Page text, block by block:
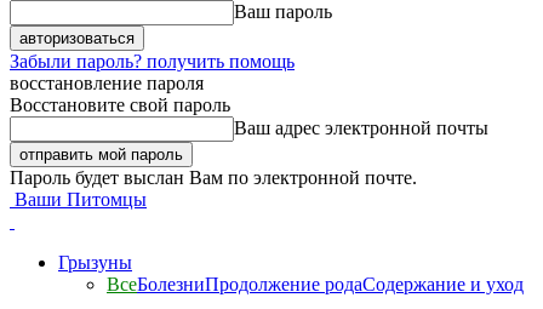
Ваш пароль
Забыли пароль? получить помощь
восстановление пароля
Восстановите свой пароль
Ваш адрес электронной почты
Пароль будет выслан Вам по электронной почте.
Ваши Питомцы
Грызуны
ВсеБолезниПродолжение родаСодержание и уход